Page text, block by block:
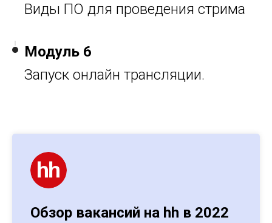
Виды ПО для проведения стрима
Модуль 6
Запуск онлайн трансляции.
Обзор вакансий на hh в 2022